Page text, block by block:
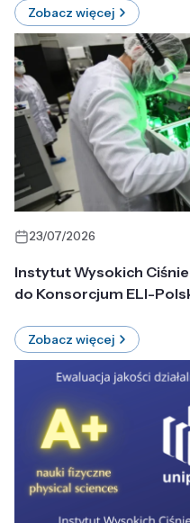
Zobacz więcej
23/07/2026
Instytut Wysokich
do Konsorcjum ELI-
Zobacz więcej